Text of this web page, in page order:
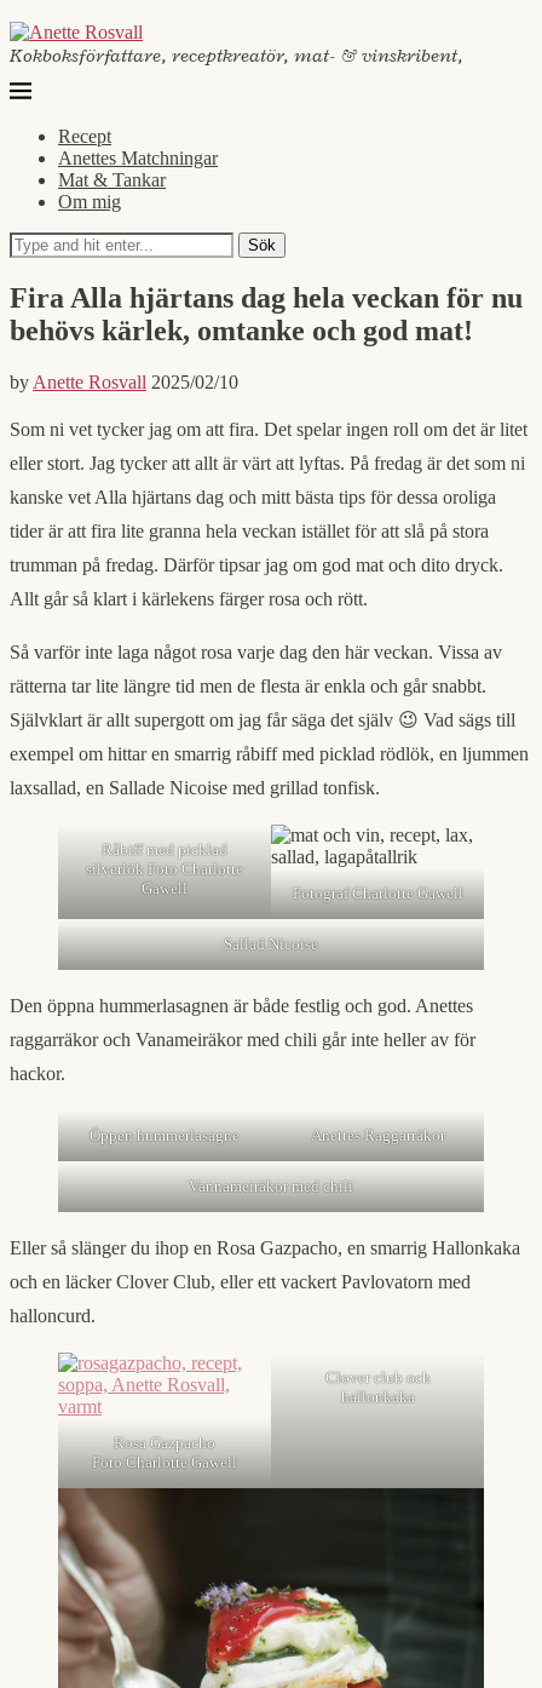
Kokboksförfattare, receptkreatör, mat- & vinskribent,
Recept
Anettes Matchningar
Mat & Tankar
Om mig
Sök
Fira Alla hjärtans dag hela veckan för nu
behövs kärlek, omtanke och god mat!
by Anette Rosvall 2025/02/10
Som ni vet tycker jag om att fira. Det spelar ingen roll om det är litet
eller stort. Jag tycker att allt är värt att lyftas. På fredag är det som ni
kanske vet Alla hjärtans dag och mitt bästa tips för dessa oroliga
tider är att fira lite granna hela veckan istället för att slå på stora
trumman på fredag. Därför tipsar jag om god mat och dito dryck.
Allt går så klart i kärlekens färger rosa och rött.
Så varför inte laga något rosa varje dag den här veckan. Vissa av
rätterna tar lite längre tid men de flesta är enkla och går snabbt.
Självklart är allt supergott om jag får säga det själv 😉 Vad sägs till
exempel om hittar en smarrig råbiff med picklad rödlök, en ljummen
laxsallad, en Sallade Nicoise med grillad tonfisk.
Råbiff med picklad
silverlök Foto Charlotte
Gawell
Fotograf Charlotte Gawell
Sallad Nicoise
Den öppna hummerlasagnen är både festlig och god. Anettes
raggarräkor och Vanameiräkor med chili går inte heller av för
hackor.
Öppen hummerlasagne Anettes Raggarräkor
Vannameiräkor med chili
Eller så slänger du ihop en Rosa Gazpacho, en smarrig Hallonkaka
och en läcker Clover Club, eller ett vackert Pavlovatorn med
halloncurd.
Rosa Gazpacho
Foto Charlotte Gawell
Clover club och
hallonkaka